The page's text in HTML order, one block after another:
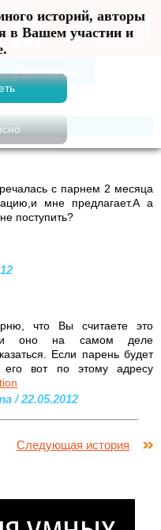
историй, авторы
в Вашем участии и
Меню
с парнем 2 месяца
мне предлагает.А а
поступить?
что Вы считаете это
(и оно на самом деле
Если парень будет
его вот по этому адресу
/ 22.05.2012
Следующая история